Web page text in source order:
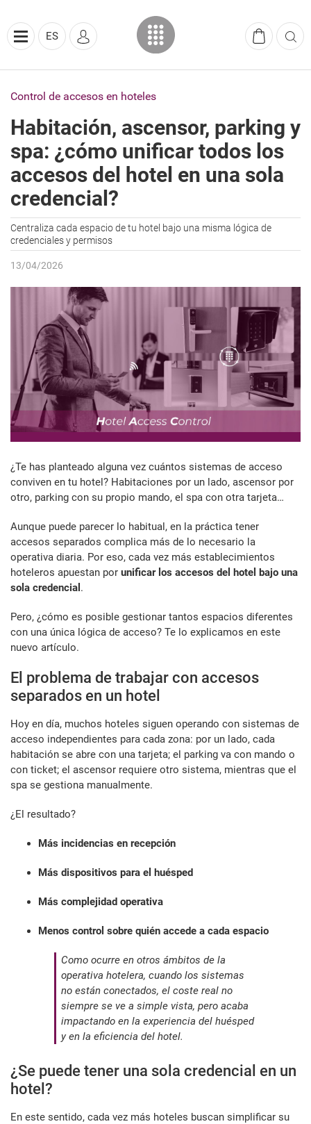
ES
Control de accesos en hoteles
Habitación, ascensor, parking y
spa: ¿cómo unificar todos los
accesos del hotel en una sola
credencial?
Centraliza cada espacio de tu hotel bajo una misma lógica de
credenciales y permisos
13/04/2026
¿Te has planteado alguna vez cuántos sistemas de acceso
conviven en tu hotel? Habitaciones por un lado, ascensor por
otro, parking con su propio mando, el spa con otra tarjeta…
Aunque puede parecer lo habitual, en la práctica tener
accesos separados complica más de lo necesario la
operativa diaria. Por eso, cada vez más establecimientos
hoteleros apuestan por unificar los accesos del hotel bajo una
sola credencial .
Pero, ¿cómo es posible gestionar tantos espacios diferentes
con una única lógica de acceso? Te lo explicamos en este
nuevo artículo.
El problema de trabajar con accesos
separados en un hotel
Hoy en día, muchos hoteles siguen operando con sistemas de
acceso independientes para cada zona: por un lado, cada
habitación se abre con una tarjeta; el parking va con mando o
con ticket; el ascensor requiere otro sistema, mientras que el
spa se gestiona manualmente.
¿El resultado?
Más incidencias en recepción
Más dispositivos para el huésped
Más complejidad operativa
Menos control sobre quién accede a cada espacio
Como ocurre en otros ámbitos de la
operativa hotelera, cuando los sistemas
no están conectados, el coste real no
siempre se ve a simple vista, pero acaba
impactando en la experiencia del huésped
y en la eficiencia del hotel.
¿Se puede tener una sola credencial en un
hotel?
En este sentido, cada vez más hoteles buscan simplificar su